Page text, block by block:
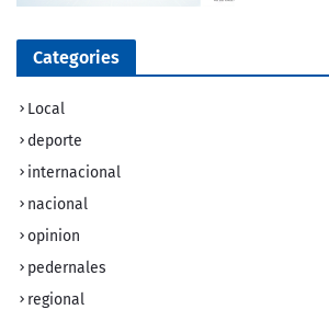
Categories
Local
deporte
internacional
nacional
opinion
pedernales
regional